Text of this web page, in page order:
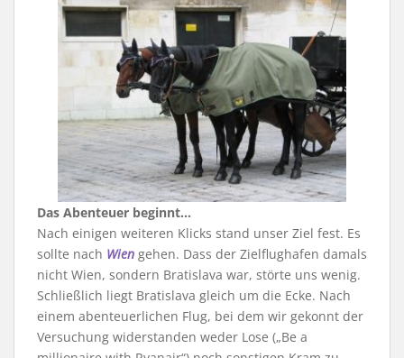
Das Abenteuer beginnt…
Nach einigen weiteren Klicks stand unser Ziel fest. Es
sollte nach Wien gehen. Dass der Zielflughafen damals
nicht Wien, sondern Bratislava war, störte uns wenig.
Schließlich liegt Bratislava gleich um die Ecke. Nach
einem abenteuerlichen Flug, bei dem wir gekonnt der
Versuchung widerstanden weder Lose („Be a